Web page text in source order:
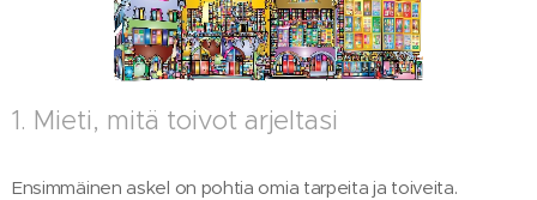
1. Mieti, mitä toivot arjeltasi
Ensimmäinen askel on pohtia omia tarpeita ja toiveita.